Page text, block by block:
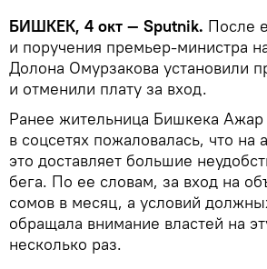
БИШКЕК, 4 окт — Sputnik. После
и поручения премьер-министра
Долона Омурзакова установили
и отменили плату за вход.
Ранее жительница Бишкека Ажар
в соцсетях пожаловалась, что на
это доставляет большие
бега. По ее словам, за вход на
сомов в месяц, а условий
обращала внимание властей на
несколько раз.